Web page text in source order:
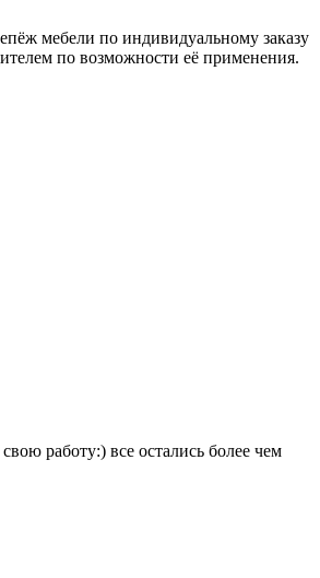
мебели по индивидуальному заказу
по возможности её применения.
работу:) все остались более чем